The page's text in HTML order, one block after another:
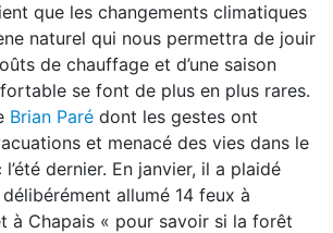
que les changements climatiques
naturel qui nous permettra de jouir
de chauffage et d’une saison
se font de plus en plus rares.
Brian Paré dont les gestes ont
et menacé des vies dans le
dernier. En janvier, il a plaidé
allumé 14 feux à
à Chapais « pour savoir si la forêt